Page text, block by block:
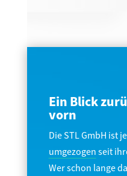
Ein Blick
vorn
Die STL GmbH ist
umgezogenseit
Wer schon lange